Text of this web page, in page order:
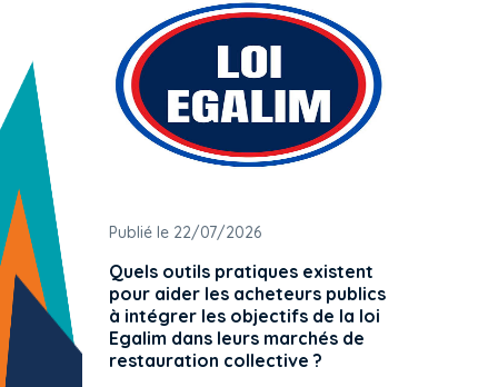
Publié le 22/07/2026
Quels outils pratiques existent
pour aider les acheteurs publics
à intégrer les objectifs de la loi
Egalim dans leurs marchés de
restauration collective ?